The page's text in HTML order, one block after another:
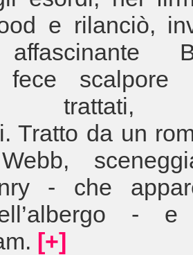
e rilanciò,
fece
trattati,
Tratto da un
- che
- e
[+]